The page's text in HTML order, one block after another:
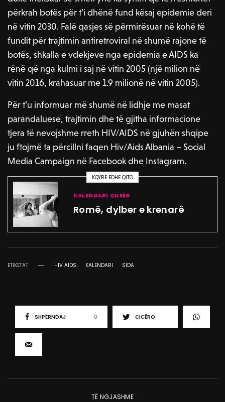
përkrah botës për t’i dhënë fund kësaj epidemie deri
në vitin 2030. Falë qasjes së përmirësuar në kohë të
fundit për trajtimin antiretroviral në shumë rajone të
botës, shkalla e vdekjeve nga epidemia e AIDS ka
rënë që nga kulmi i saj në vitin 2005 (një milion në
vitin 2016, krahasuar me 1.9 milionë në vitin 2005).
Për t’u informuar më shumë në lidhje me masat
parandaluese, trajtimin dhe të gjitha informacione
tjera të nevojshme rreth HIV/AIDS në gjuhën shqipe
ju ftojmë ta përcillni faqen Hiv/Aids Albania – Social
Media Campaign në Facebook dhe Instagram.
KQYRE EDHE QITO
KALENDARI QUEER
Romë, dylber e krenarë
ETIKETAT HIV AIDS KALENDARI SIDA
SHPËRNDAJ 0 CICËRO
TË NGJASHME